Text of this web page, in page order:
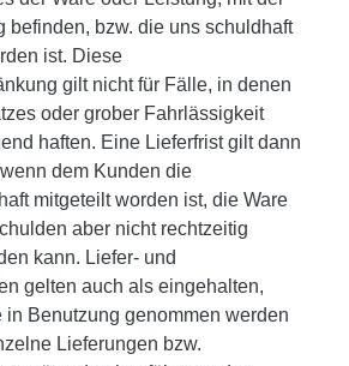
befinden, bzw. die uns schuldhaft
ist. Diese
gilt nicht für Fälle, in denen
oder grober Fahrlässigkeit
haften. Eine Lieferfrist gilt dann
dem Kunden die
mitgeteilt worden ist, die Ware
aber nicht rechtzeitig
kann. Liefer- und
gelten auch als eingehalten,
in Benutzung genommen werden
Lieferungen bzw.